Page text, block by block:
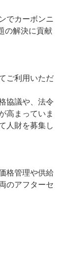
でカーボンニ
の解決に貢献
ご利用いただ
協議や、法令
高まっていま
人財を募集し
格管理や供給
のアフターセ